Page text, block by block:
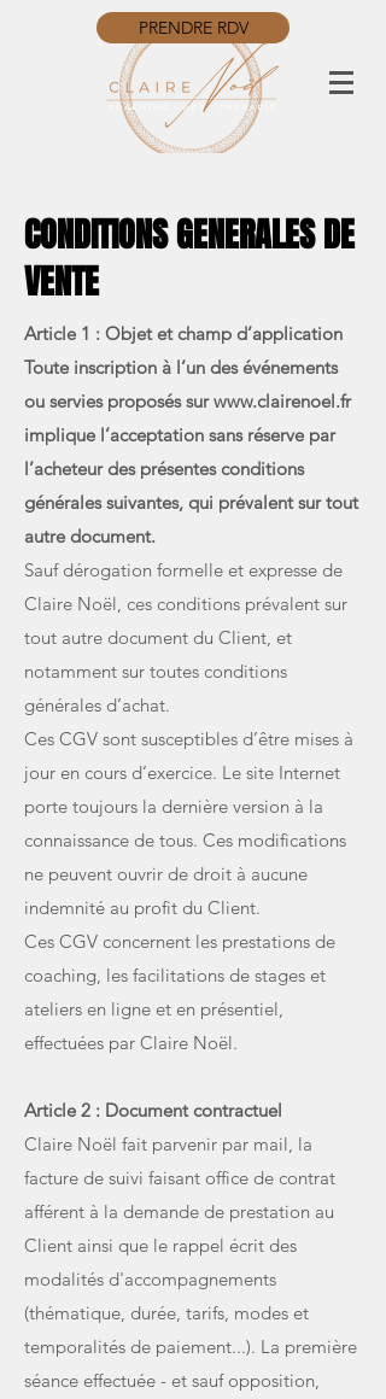
PRENDRE RDV
CONDITIONS GENERALES DE
VENTE
Article 1 : Objet et champ d’application
Toute inscription à l’un des événements
ou servies proposés surwww.clairenoel.fr
implique l’acceptation sans réserve par
l’acheteur des présentes conditions
générales suivantes, qui prévalent sur tout
autre document.
Sauf dérogation formelle et expresse de
Claire Noël, ces conditions prévalent sur
tout autre document du Client, et
notamment sur toutes conditions
générales d’achat.
Ces CGV sont susceptibles d’être mises à
jour en cours d’exercice. Le site Internet
porte toujours la dernière version à la
connaissance de tous. Ces modifications
ne peuvent ouvrir de droit à aucune
indemnité au profit du Client.
Ces CGV concernent les prestations de
coaching, les facilitations de stages et
ateliers en ligne et en présentiel,
effectuées par Claire Noël.
Article 2 : Document contractuel
Claire Noël fait parvenir par mail, la
facture de suivi faisant office de contrat
afférent à la demande de prestation au
Client ainsi que le rappel écrit des
modalités d'accompagnements
(thématique, durée, tarifs, modes et
temporalités de paiement...). La première
séance effectuée - et sauf opposition,